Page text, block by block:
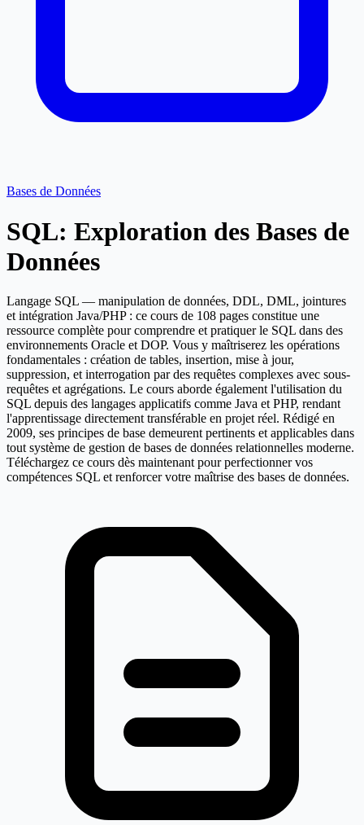
Bases de Données
SQL: Exploration des Bases de
Données
Langage SQL — manipulation de données, DDL, DML, jointures
et intégration Java/PHP : ce cours de 108 pages constitue une
ressource complète pour comprendre et pratiquer le SQL dans des
environnements Oracle et DOP. Vous y maîtriserez les opérations
fondamentales : création de tables, insertion, mise à jour,
suppression, et interrogation par des requêtes complexes avec sous-
requêtes et agrégations. Le cours aborde également l'utilisation du
SQL depuis des langages applicatifs comme Java et PHP, rendant
l'apprentissage directement transférable en projet réel. Rédigé en
2009, ses principes de base demeurent pertinents et applicables dans
tout système de gestion de bases de données relationnelles moderne.
Téléchargez ce cours dès maintenant pour perfectionner vos
compétences SQL et renforcer votre maîtrise des bases de données.